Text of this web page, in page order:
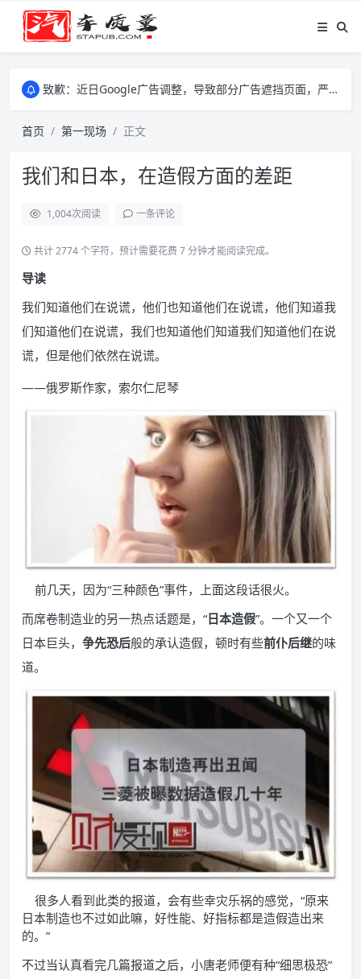
致歉：近日Google广告调整，导致部分广告遮挡页面，严重影响大家访问体验，将尽快调整完成，由此带来的不便，特意致歉！
致歉：近日Google广告调整，导致部分广告遮挡页面，严重影响大家访问体验，将尽快调整完成，由此带来的不便，特意致歉！
首页 第一现场 正文
我们和日本，在造假方面的差距
1,004次阅读 一条评论
共计 2774 个字符，预计需要花费 7 分钟才能阅读完成。
导读
我们知道他们在说谎，他们也知道他们在说谎，他们知道我
们知道他们在说谎，我们也知道他们知道我们知道他们在说
谎，但是他们依然在说谎。
——俄罗斯作家，索尔仁尼琴
前几天，因为“三种颜色”事件，上面这段话很火。
而席卷制造业的另一热点话题是，“日本造假”。一个又一个
日本巨头， 争先恐后般的承认造假，顿时有些前仆后继的味
道。
很多人看到此类的报道，会有些幸灾乐祸的感觉，“原来
日本制造也不过如此嘛，好性能、好指标都是造假造出来
的。”
不过当认真看完几篇报道之后，小唐老师便有种“细思极恐”